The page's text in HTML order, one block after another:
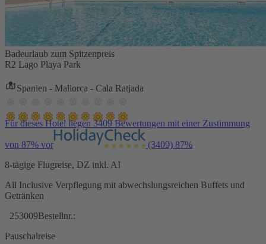
Badeurlaub zum Spitzenpreis
R2 Lago Playa Park
Spanien - Mallorca - Cala Ratjada
Für dieses Hotel liegen 3409 Bewertungen mit einer Zustimmung
von 87% vor (3409) 87%
8-tägige Flugreise, DZ inkl. AI
All Inclusive Verpflegung mit abwechslungsreichen Buffets und
Getränken
253009Bestellnr.:
Pauschalreise